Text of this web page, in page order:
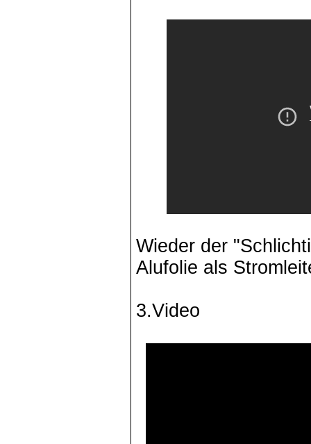
Wieder der
Alufolie als
3.Video